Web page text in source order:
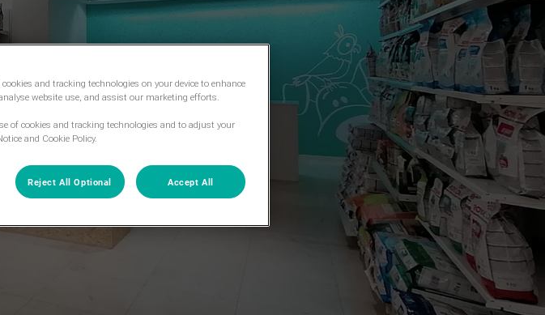
and tracking technologies on your device to enhance
website use, and assist our marketing efforts.
of cookies and tracking technologies and to adjust your
and Cookie Policy.
Reject All Optional Accept All